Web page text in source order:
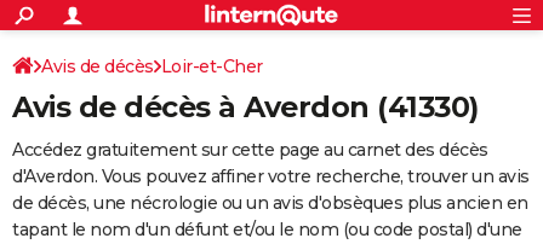
ACTUALITÉS
Politique
Société
Faits Divers
Education
Monde
Villes
+
SPORT
Coupe du monde 2026
Football
Tennis
Cyclisme
Rugby
Forum
Programme TV
TNT
Streaming
Cinéma
Sorties cinéma
Musique
+
FINANCE
Retraite
Epargne
Immobilier
Risques naturels par ville
Assurance
AUTO
S'inscrire
Connexion
Avis de décès Loir-et-Cher
Avis de décès à Averdon (41330)
Accédez gratuitement sur cette page au carnet des décès
d'Averdon. Vous pouvez affiner votre recherche, trouver un avis
de décès, une nécrologie ou un avis d'obsèques plus ancien en
tapant le nom d'un défunt et/ou le nom (ou code postal) d'une